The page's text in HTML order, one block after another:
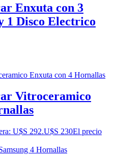
Enxuta con 3
1 Disco Electrico
Vitroceramico
U$S 292.U$S 230El precio